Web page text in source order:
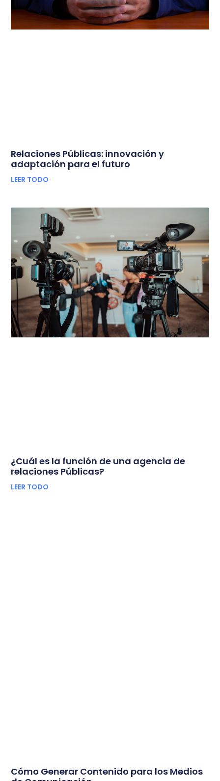
Relaciones Públicas: innovación y
adaptación para el futuro
LEER TODO
¿Cuál es la función de una agencia de
relaciones Públicas?
LEER TODO
Cómo Generar Contenido para los Medios